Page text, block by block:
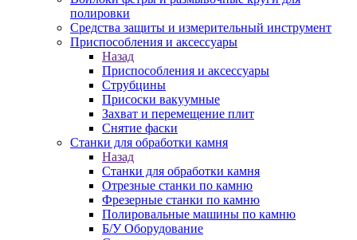
полировки
Средства защиты и измерительный инструмент
Приспособления и аксессуары
Назад
Приспособления и аксессуары
Струбцины
Присоски вакуумные
Захват и перемещение плит
Снятие фаски
Станки для обработки камня
Назад
Станки для обработки камня
Отрезные станки по камню
Фрезерные станки по камню
Полировальные машины по камню
Б/У Оборудование